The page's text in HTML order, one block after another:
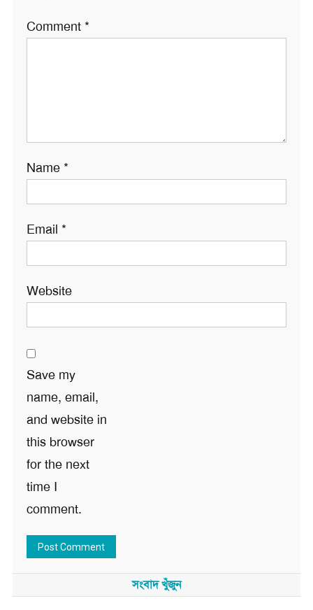
Comment *
Name *
Email *
Website
Save my
name, email,
and website in
this browser
for the next
time I
comment.
সংবাদ খুঁজুন